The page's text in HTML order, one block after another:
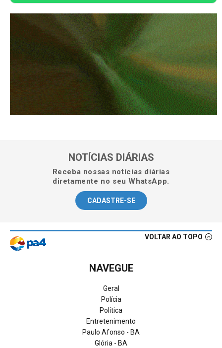
NOTÍCIAS DIÁRIAS
Receba nossas notícias diárias
diretamente no seu WhatsApp.
CADASTRE-SE
VOLTAR AO TOPO
NAVEGUE
Geral
Polícia
Política
Entretenimento
Paulo Afonso - BA
Glória - BA